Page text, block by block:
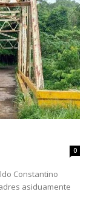
0
Constantino